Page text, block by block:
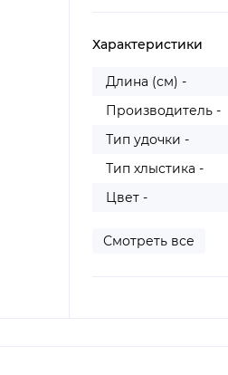
Характеристики
Длина (см) -
Производитель -
Тип удочки -
Тип хлыстика -
Цвет -
Смотреть все